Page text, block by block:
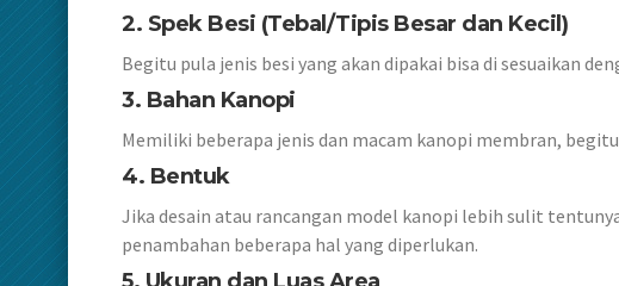
2. Spek Besi (Tebal/Tipis Besar dan Kecil)
Begitu pula jenis besi yang akan dipakai bisa di sesuaikan
3. Bahan Kanopi
Memiliki beberapa jenis dan macam kanopi membran,
4. Bentuk
Jika desain atau rancangan model kanopi lebih sulit
penambahan beberapa hal yang diperlukan.